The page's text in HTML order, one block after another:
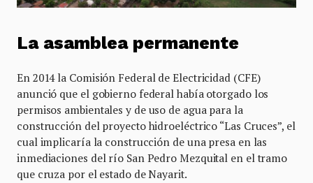
La asamblea permanente
En 2014 la Comisión Federal de Electricidad (CFE)
anunció que el gobierno federal había otorgado los
permisos ambientales y de uso de agua para la
construcción del proyecto hidroeléctrico “Las Cruces”, el
cual implicaría la construcción de una presa en las
inmediaciones del río San Pedro Mezquital en el tramo
que cruza por el estado de Nayarit.